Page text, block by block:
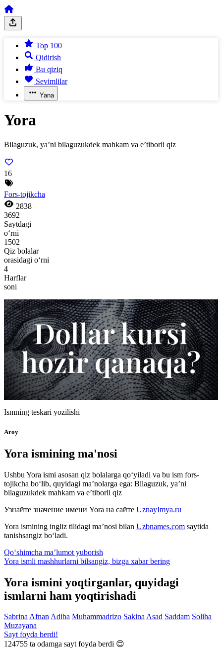
Top 100
Qidirish
Bu qiziq
Sevimlilar
Yana
Yora
Bilaguzuk, ya’ni bilaguzukdek mahkam va e’tiborli qiz
16
Fors-tojikcha
2838
3692
Saytdagi
o‘rni
1502
Qiz bolalar
orasidagi o‘rni
4
Harflar
soni
Ismning teskari yozilishi
Aroy
Yora ismining ma'nosi
Ushbu Yora ismi asosan qiz bolalarga qo‘yiladi va bu ism fors-
tojikcha bo‘lib, quyidagi ma’nolarga ega: Bilaguzuk, ya’ni
bilaguzukdek mahkam va e’tiborli qiz
Узнайте значение имени Yora на сайте UznayImya.ru
Yora ismining ingliz tilidagi ma’nosi bilan Uzbnames.com saytida
tanishsangiz bo‘ladi.
Qo‘shimcha ma’lumot yuborish
Yora ismli mashhurlarni bilsangiz, bizga xabar bering
Yora ismini yoqtirganlar, quyidagi
ismlarni ham yoqtirishadi
SabrinaAfnanAdiba Muhammadrizo SakinaAsad Saddam Soliha
Muzayana
Sayt foyda berdi!
124755 ta odamga sayt foyda berdi 😊